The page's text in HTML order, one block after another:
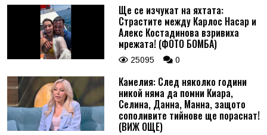
Ще се изчукат на яхтата:
Страстите между Карлос Насар и
Алекс Костадинова взривиха
мрежата! (ФОТО БОМБА)
25095 0
Камелия: След няколко години
никой няма да помни Киара,
Селина, Данна, Манна, защото
сополивите тийнове ще пораснат!
(ВИЖ ОЩЕ)